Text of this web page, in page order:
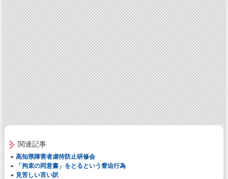
関連記事
高知県障害者虐待防止研修会
「拘束の同意書」をとるという脅迫行為
見苦しい言い訳